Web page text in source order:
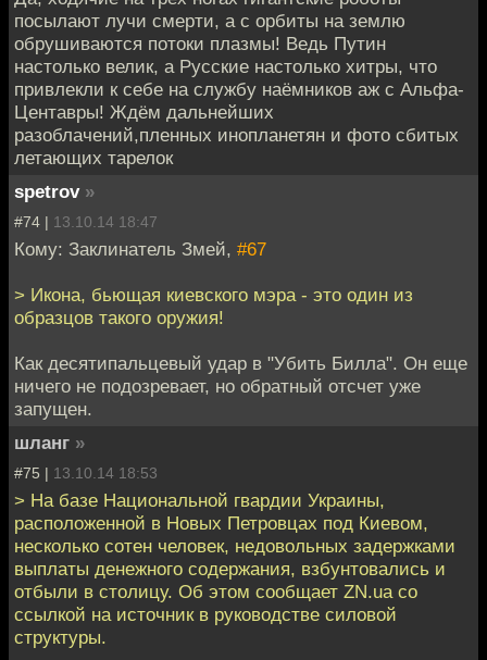
посылают лучи смерти, а с орбиты на землю
обрушиваются потоки плазмы! Ведь Путин
настолько велик, а Русские настолько хитры, что
привлекли к себе на службу наёмников аж с Альфа-
Центавры! Ждём дальнейших
разоблачений,пленных инопланетян и фото сбитых
летающих тарелок
spetrov »
#74 | 13.10.14 18:47
Кому: Заклинатель Змей, #67
> Икона, бьющая киевского мэра - это один из
образцов такого оружия!
Как десятипальцевый удар в "Убить Билла". Он еще
ничего не подозревает, но обратный отсчет уже
запущен.
шланг »
#75 | 13.10.14 18:53
> На базе Национальной гвардии Украины,
расположенной в Новых Петровцах под Киевом,
несколько сотен человек, недовольных задержками
выплаты денежного содержания, взбунтовались и
отбыли в столицу. Об этом сообщает ZN.ua со
ссылкой на источник в руководстве силовой
структуры.